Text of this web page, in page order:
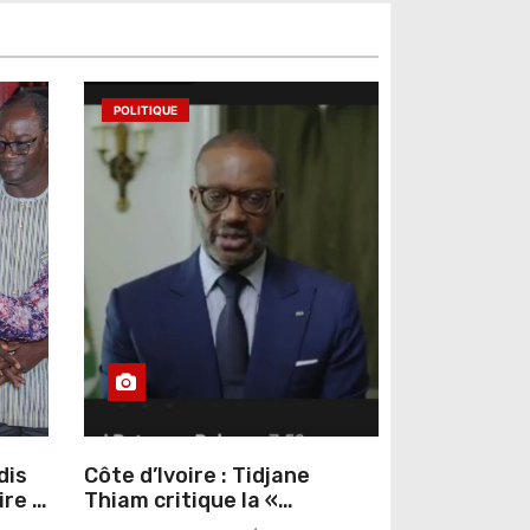
»
POLITIQUE
Côte d’Ivoire : Tidjane
Thiam critique la «